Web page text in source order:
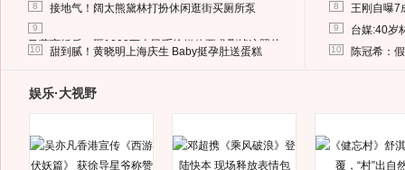
8 接地气！阔太熊黛林打扮休闲逛街买厕所泵
9
马蓉离婚后，砸1000万人民币给媒体要求删掉这照片
10 甜到腻！黄晓明上海庆生 Baby挺孕肚送蛋糕
8 王刚自曝7
9 台媒:40岁
10 陈冠希：
娱乐·大视野